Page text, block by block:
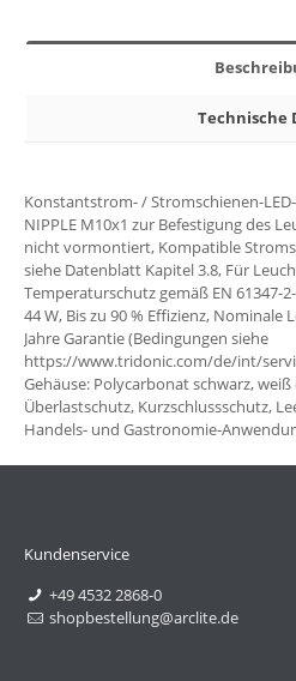
Technische
Konstantstrom- / Stromschienen-
NIPPLE M10x1 zur Befestigung des
nicht vormontiert, Kompatible
siehe Datenblatt Kapitel 3.8, Für
Temperaturschutz gemäß EN 61347-
44 W, Bis zu 90 % Effizienz, Nominale
Jahre Garantie (Bedingungen siehe
https://www.tridonic.com/de/int/
Gehäuse: Polycarbonat schwarz,
Überlastschutz, Kurzschlussschutz,
Handels- und Gastronomie-
Kundenservice
+49 4532 2868-0
shopbestellung@arclite.de